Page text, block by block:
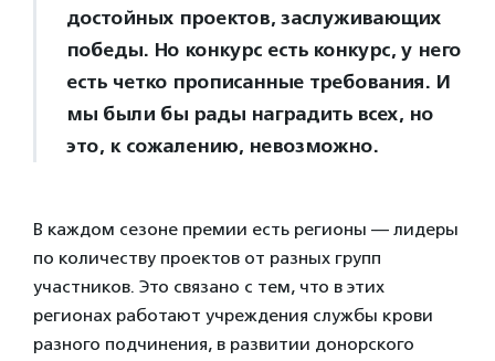
достойных проектов, заслуживающих
победы. Но конкурс есть конкурс, у него
есть четко прописанные требования. И
мы были бы рады наградить всех, но
это, к сожалению, невозможно.
В каждом сезоне премии есть регионы — лидеры
по количеству проектов от разных групп
участников. Это связано с тем, что в этих
регионах работают учреждения службы крови
разного подчинения, в развитии донорского